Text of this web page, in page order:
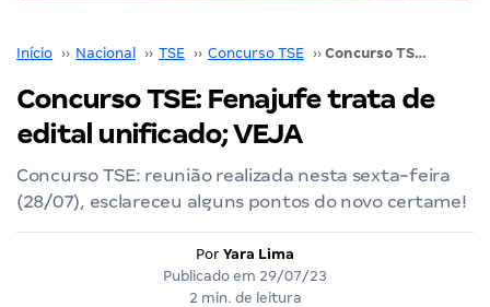
Início ›› Nacional ›› TSE ›› Concurso TSE ›› Concurso TSE: Fenajufe trata de edital unificado; VEJA
Concurso TSE: Fenajufe trata de
edital unificado; VEJA
Concurso TSE: reunião realizada nesta sexta-feira
(28/07), esclareceu alguns pontos do novo certame!
Por Yara Lima
Publicado em 29/07/23
2 min. de leitura